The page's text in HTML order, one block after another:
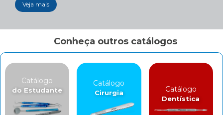
Veja mais
Conheça outros catálogos
Catálogo
do Estudante
Catálogo
Cirurgia Catálogo
Dentística